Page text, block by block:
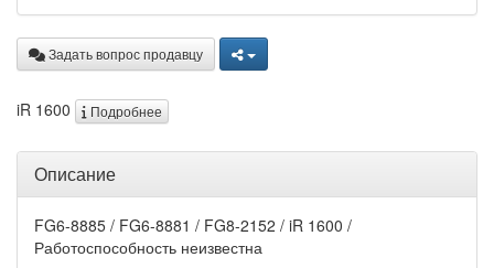
Задать вопрос продавцу
iR 1600 Подробнее
Описание
FG6-8885 / FG6-8881 / FG8-2152 / iR 1600 /
Работоспособность неизвестна